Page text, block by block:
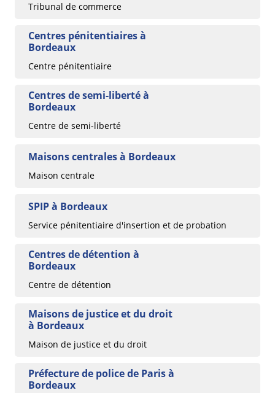
Tribunal de commerce
Centres pénitentiaires à
Bordeaux
Centre pénitentiaire
Centres de semi-liberté à
Bordeaux
Centre de semi-liberté
Maisons centrales à Bordeaux
Maison centrale
SPIP à Bordeaux
Service pénitentiaire d'insertion et de probation
Centres de détention à
Bordeaux
Centre de détention
Maisons de justice et du droit
à Bordeaux
Maison de justice et du droit
Préfecture de police de Paris à
Bordeaux